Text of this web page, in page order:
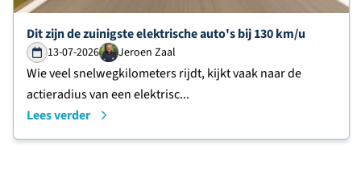
Lees verder over
Dit zijn de zuinigste elektrische auto's bij 130 km/u
13-07-2026 Jeroen Zaal
Wie veel snelwegkilometers rijdt, kijkt vaak naar de
actieradius van een elektrisc...
Lees verder